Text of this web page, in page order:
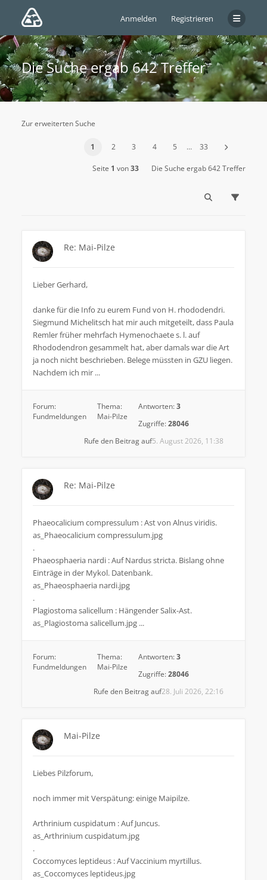
Anmelden Registrieren
Die Suche ergab 642 Treffer
Zur erweiterten Suche
1 2 3 4 5 … 33
Seite 1 von33 Die Suche ergab 642 Treffer
Re: Mai-Pilze
Lieber Gerhard,
danke für die Info zu eurem Fund von H. rhododendri.
Siegmund Michelitsch hat mir auch mitgeteilt, dass Paula
Remler früher mehrfach Hymenochaete s. l. auf
Rhododendron gesammelt hat, aber damals war die Art
ja noch nicht beschrieben. Belege müssten in GZU liegen.
Nachdem ich mir ...
Forum:
Fundmeldungen
Thema:
Mai-Pilze
Antworten:3
Zugriffe:28046
5. August 2026, 11:38
Rufe den Beitrag auf
Re: Mai-Pilze
Phaeocalicium compressulum : Ast von Alnus viridis.
as_Phaeocalicium compressulum.jpg
.
Phaeosphaeria nardi : Auf Nardus stricta. Bislang ohne
Einträge in der Mykol. Datenbank.
as_Phaeosphaeria nardi.jpg
.
Plagiostoma salicellum : Hängender Salix-Ast.
as_Plagiostoma salicellum.jpg ...
Forum:
Fundmeldungen
Thema:
Mai-Pilze
Antworten:3
Zugriffe:28046
28. Juli 2026, 22:16
Rufe den Beitrag auf
Mai-Pilze
Liebes Pilzforum,
noch immer mit Verspätung: einige Maipilze.
Arthrinium cuspidatum : Auf Juncus.
as_Arthrinium cuspidatum.jpg
.
Coccomyces leptideus : Auf Vaccinium myrtillus.
as_Coccomyces leptideus.jpg